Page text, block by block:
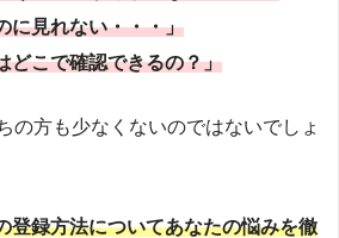
に見れない・・・」
どこで確認できるの？」
の方も少なくないのではないでしょ
登録方法についてあなたの悩みを徹